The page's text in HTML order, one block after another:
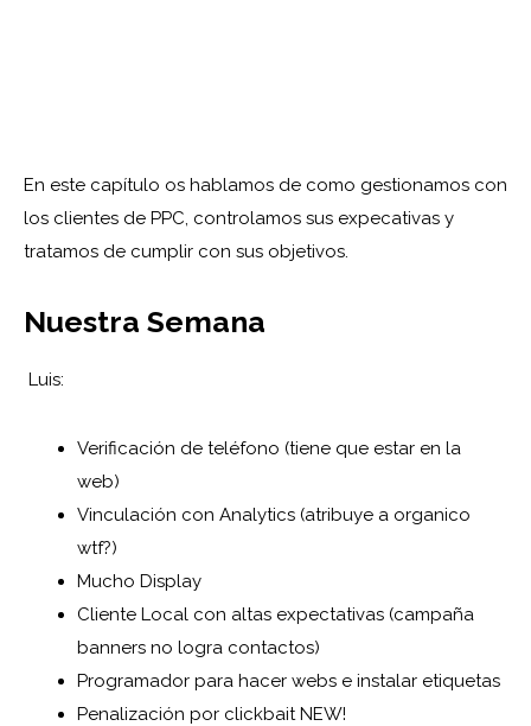
En este capítulo os hablamos de como gestionamos con
los clientes de PPC, controlamos sus expecativas y
tratamos de cumplir con sus objetivos.
Nuestra Semana
Luis:
Verificación de teléfono (tiene que estar en la
web)
Vinculación con Analytics (atribuye a organico
wtf?)
Mucho Display
Cliente Local con altas expectativas (campaña
banners no logra contactos)
Programador para hacer webs e instalar etiquetas
Penalización por clickbait NEW!